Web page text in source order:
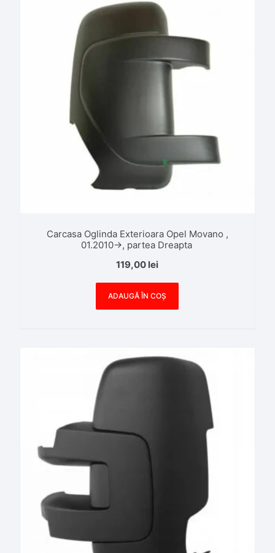
Carcasa Oglinda Exterioara Opel Movano ,
01.2010->, partea Dreapta
119,00 lei
ADAUGĂ ÎN COȘ